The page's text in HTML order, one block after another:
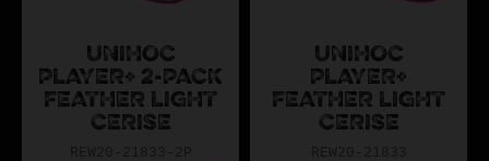
UNIHOC
PLAYER+ 2-PACK
FEATHER LIGHT
CERISE
UNIHOC
PLAYER+
FEATHER LIGHT
CERISE